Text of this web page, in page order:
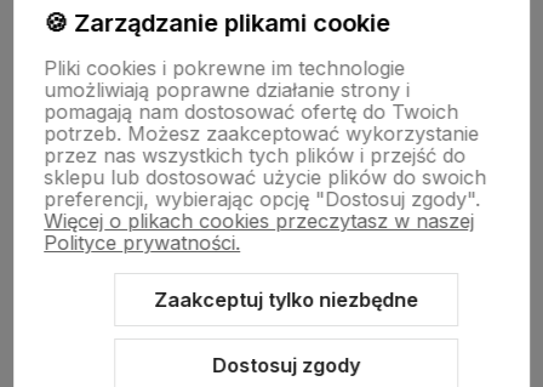
Pomoc
Strony Informacyjne
Moje konto
🍪 Zarządzanie plikami cookie
Pliki cookies i pokrewne im technologie
umożliwiają poprawne działanie strony i
pomagają nam dostosować ofertę do Twoich
potrzeb. Możesz zaakceptować wykorzystanie
przez nas wszystkich tych plików i przejść do
sklepu lub dostosować użycie plików do swoich
preferencji, wybierając opcję "Dostosuj zgody".
Więcej o plikach cookies przeczytasz w naszej
Polityce prywatności.
Zaakceptuj tylko niezbędne
Dostosuj zgody